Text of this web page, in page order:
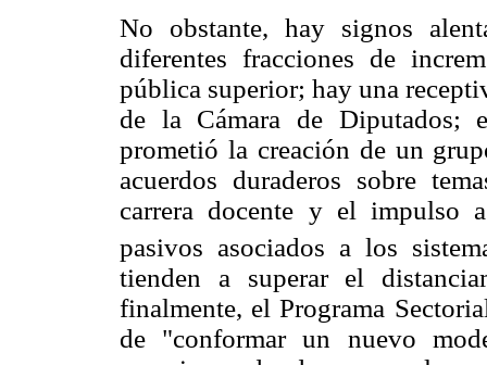
No obstante, hay signos
diferentes fracciones de
pública superior; hay una
de la Cámara de Diputados;
prometió la creación de un
acuerdos duraderos sobre
carrera docente y el impulso
pasivos asociados a los
tienden a superar el
finalmente, el Programa
de "conformar un nuevo